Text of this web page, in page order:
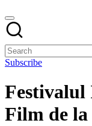
Subscribe
Festivalul
Film de la